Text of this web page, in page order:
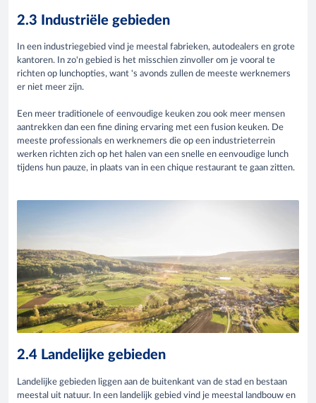
2.3 Industriële gebieden
In een industriegebied vind je meestal fabrieken, autodealers en grote
kantoren. In zo'n gebied is het misschien zinvoller om je vooral te
richten op lunchopties, want 's avonds zullen de meeste werknemers
er niet meer zijn.
Een meer traditionele of eenvoudige keuken zou ook meer mensen
aantrekken dan een fine dining ervaring met een fusion keuken. De
meeste professionals en werknemers die op een industrieterrein
werken richten zich op het halen van een snelle en eenvoudige lunch
tijdens hun pauze, in plaats van in een chique restaurant te gaan zitten.
2.4 Landelijke gebieden
Landelijke gebieden liggen aan de buitenkant van de stad en bestaan
meestal uit natuur. In een landelijk gebied vind je meestal landbouw en